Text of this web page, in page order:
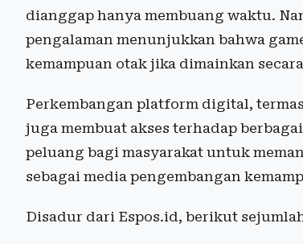
dianggap hanya membuang waktu.
pengalaman menunjukkan bahwa
kemampuan otak jika dimainkan
Perkembangan platform digital,
juga membuat akses terhadap
peluang bagi masyarakat untuk
sebagai media pengembangan
Disadur dari Espos.id, berikut